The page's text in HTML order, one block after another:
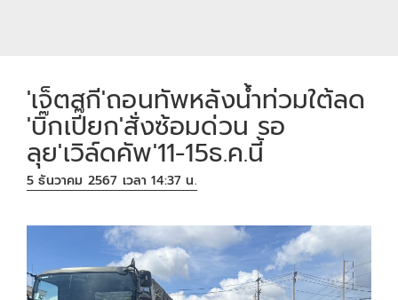
'เจ็ตสกี'ถอนทัพหลังน้ำท่วมใต้ลด
'บิ๊กเปี๊ยก'สั่งซ้อมด่วน รอ
ลุย'เวิล์ดคัพ'11-15ธ.ค.นี้
5 ธันวาคม 2567 เวลา 14:37 น.